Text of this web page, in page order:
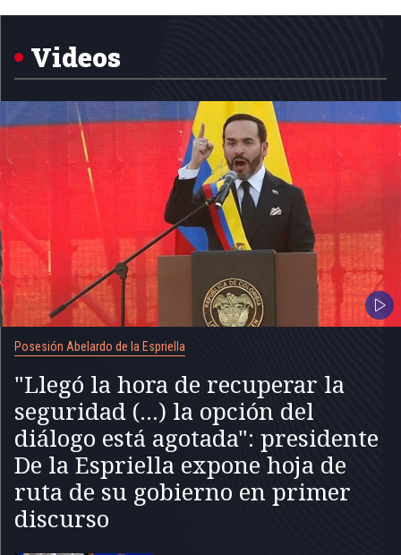
Videos
Posesión Abelardo de la Espriella
"Llegó la hora de recuperar la
seguridad (...) la opción del
diálogo está agotada": presidente
De la Espriella expone hoja de
ruta de su gobierno en primer
discurso